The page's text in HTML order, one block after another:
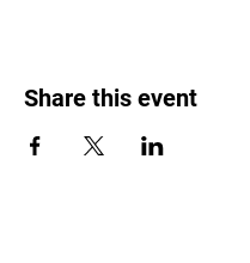
Share this event